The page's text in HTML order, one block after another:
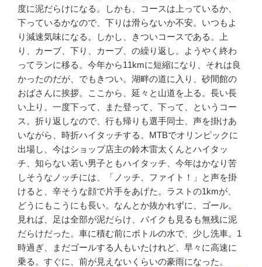
度に泥だらけになる。しかも、コースは上っているか、
下っているかなので、下りは滑らないか不安。いつもよ
り減速気味になる。しかし、きついコースである。上
り、カーブ、下り、カーブ、の繰り返し。ようやく終わ
ってランに移る。今年から11kmに短縮になり、それは良
かったのだが、でもきつい。湖畔の道に入り、砂間館の
おばさんに挨拶。ここから、延々と山道を上る。長い長
い上り。一度下って、また登って、下って、というコー
ス。折り返しなので、行も帰りも選手同士、声を掛けあ
いながら、時折ハイタッチする。MTBでオリンピックに
出場し、今はショップ店主の鈴木雷太くんとハイタッ
チ、知らない若い男子ともハイタッチ、今年はかなり苦
しそうなノッチには、「ノッチ、ファイト！」と声を掛
けると、辛そうな顔で片手をあげた。ラストの1kmが、
どうにもこうにも長い。なんとか抜かれずに、ゴール。
見れば、足は全部が泥だらけ、バイクも見るも無残に泥
だらけだった。車に積む前にボトルの水で、少し洗車。1
時過ぎ、まだゴールする人もいたけれど、早々に高速に
乗る。すぐに、前が見えないくらいの豪雨になった。